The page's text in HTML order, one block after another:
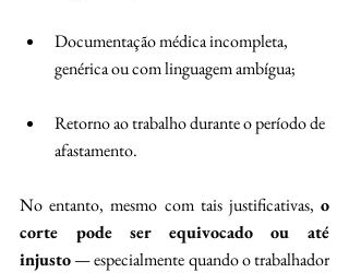
Documentação médica incompleta,
genérica ou com linguagem ambígua;
Retorno ao trabalho durante o período de
afastamento.
No entanto, mesmo com tais justificativas, o
corte pode ser equivocado ou até
injusto — especialmente quando o trabalhador